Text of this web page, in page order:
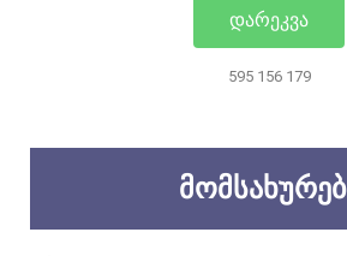
ᲓᲐᲠᲔᲙᲕᲐ
595 156 179